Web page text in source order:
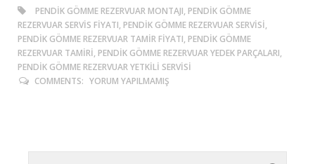
PENDIK GÖMME REZERVUAR MONTAJI, PENDIK GÖMME
REZERVUAR SERVIS FIYATI, PENDIK GÖMME REZERVUAR SERVISI,
PENDIK GÖMME REZERVUAR TAMIR FIYATI, PENDIK GÖMME
REZERVUAR TAMIRI, PENDIK GÖMME REZERVUAR YEDEK PARÇALARI,
PENDIK GÖMME REZERVUAR YETKILI SERVISI
COMMENTS: YORUM YAPILMAMIŞ